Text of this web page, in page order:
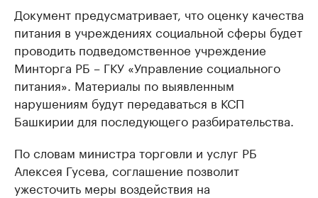
Документ предусматривает, что оценку качества
питания в учреждениях социальной сферы будет
проводить подведомственное учреждение
Минторга РБ – ГКУ «Управление социального
питания». Материалы по выявленным
нарушениям будут передаваться в КСП
Башкирии для последующего разбирательства.
По словам министра торговли и услуг РБ
Алексея Гусева, соглашение позволит
ужесточить меры воздействия на